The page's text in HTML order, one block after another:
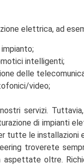
elettrica, ad
intelligenti;
delle
video;
servizi.
di impianti
tutte le installazioni
troverete
aspettate oltre.